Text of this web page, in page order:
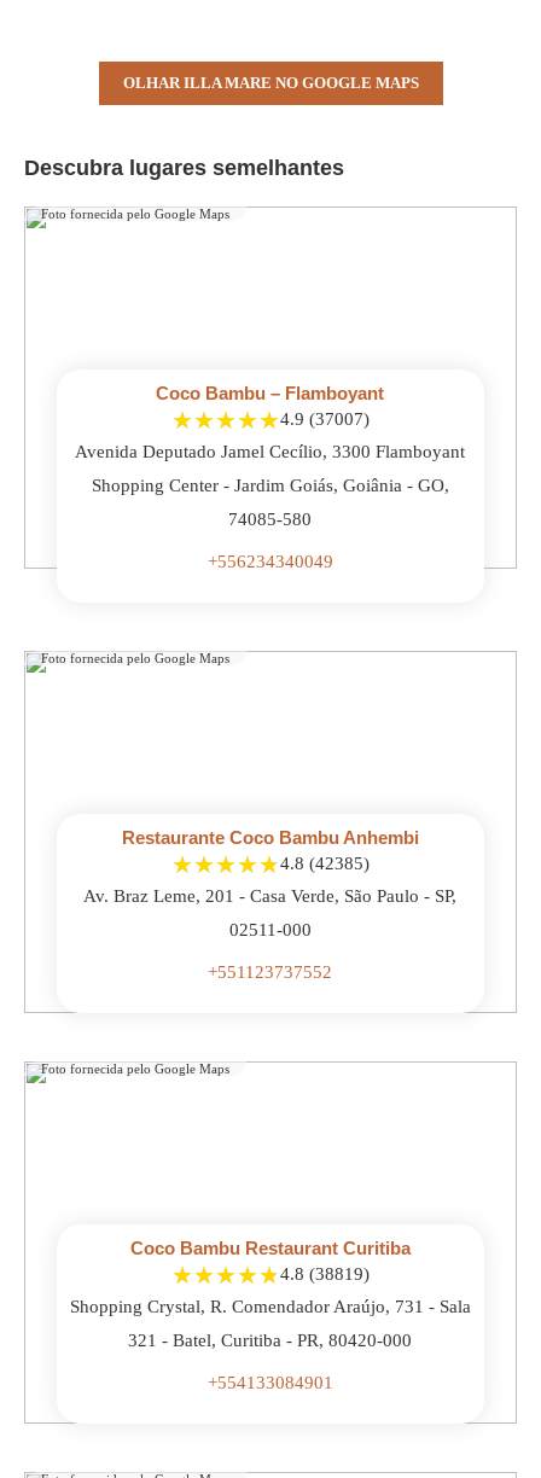
OLHAR ILLA MARE NO GOOGLE MAPS
Descubra lugares semelhantes
Foto fornecida pelo Google Maps
Coco Bambu – Flamboyant
★★★★★4.9 (37007)
Avenida Deputado Jamel Cecílio, 3300 Flamboyant
Shopping Center - Jardim Goiás, Goiânia - GO,
74085-580
+556234340049
Foto fornecida pelo Google Maps
Restaurante Coco Bambu Anhembi
★★★★★4.8 (42385)
Av. Braz Leme, 201 - Casa Verde, São Paulo - SP,
02511-000
+551123737552
Foto fornecida pelo Google Maps
Coco Bambu Restaurant Curitiba
★★★★★4.8 (38819)
Shopping Crystal, R. Comendador Araújo, 731 - Sala
321 - Batel, Curitiba - PR, 80420-000
+554133084901